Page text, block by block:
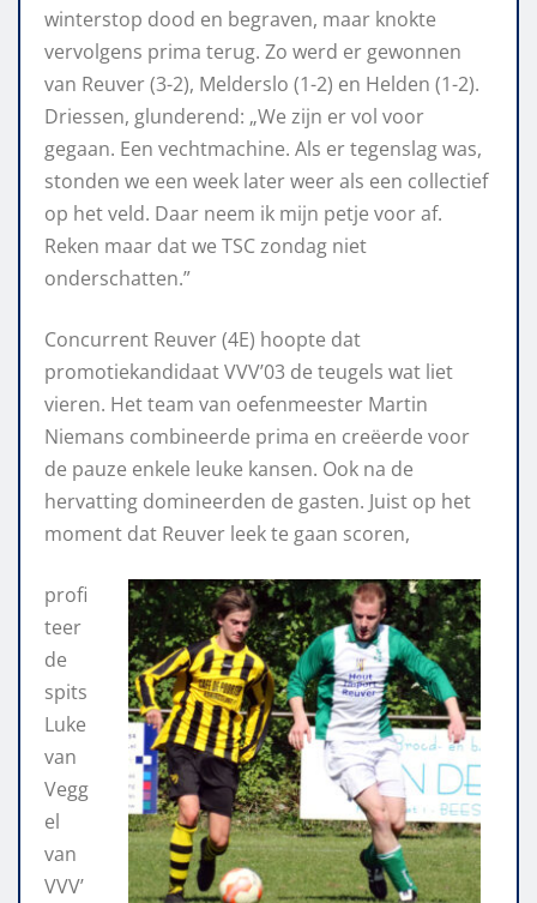
winterstop dood en begraven, maar knokte
vervolgens prima terug. Zo werd er gewonnen
van Reuver (3-2), Melderslo (1-2) en Helden (1-2).
Driessen, glunderend: „We zijn er vol voor
gegaan. Een vechtmachine. Als er tegenslag was,
stonden we een week later weer als een collectief
op het veld. Daar neem ik mijn petje voor af.
Reken maar dat we TSC zondag niet
onderschatten.”
Concurrent Reuver (4E) hoopte dat
promotiekandidaat VVV’03 de teugels wat liet
vieren. Het team van oefenmeester Martin
Niemans combineerde prima en creëerde voor
de pauze enkele leuke kansen. Ook na de
hervatting domineerden de gasten. Juist op het
moment dat Reuver leek te gaan scoren,
profi
teer
de
spits
Luke
van
Vegg
el
van
VVV’